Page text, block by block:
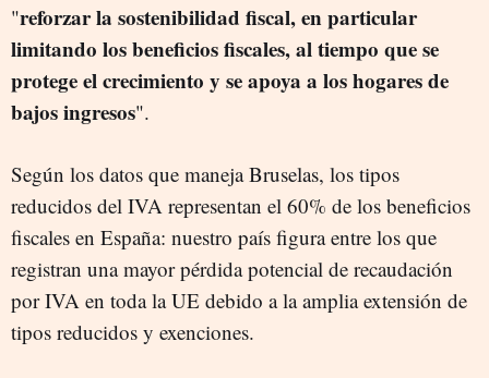
"reforzar la sostenibilidad fiscal, en particular
limitando los beneficios fiscales, al tiempo que se
protege el crecimiento y se apoya a los hogares de
bajos ingresos".
Según los datos que maneja Bruselas, los tipos
reducidos del IVA representan el 60% de los beneficios
fiscales en España: nuestro país figura entre los que
registran una mayor pérdida potencial de recaudación
por IVA en toda la UE debido a la amplia extensión de
tipos reducidos y exenciones.